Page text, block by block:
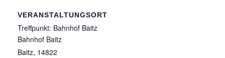
VERANSTALTUNGSORT
Treffpunkt: Bahnhof Baitz
Bahnhof Baitz
Baitz, 14822